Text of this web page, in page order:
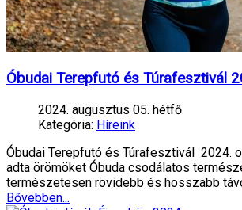
Óbudai Terepfutó és Túrafesztivál
2024. augusztus 05. hétfő
Kategória: Híreink
Óbudai Terepfutó és Túrafesztivál 2024.
adta örömöket Óbuda csodálatos
természetesen rövidebb és hosszabb
Bővebben...